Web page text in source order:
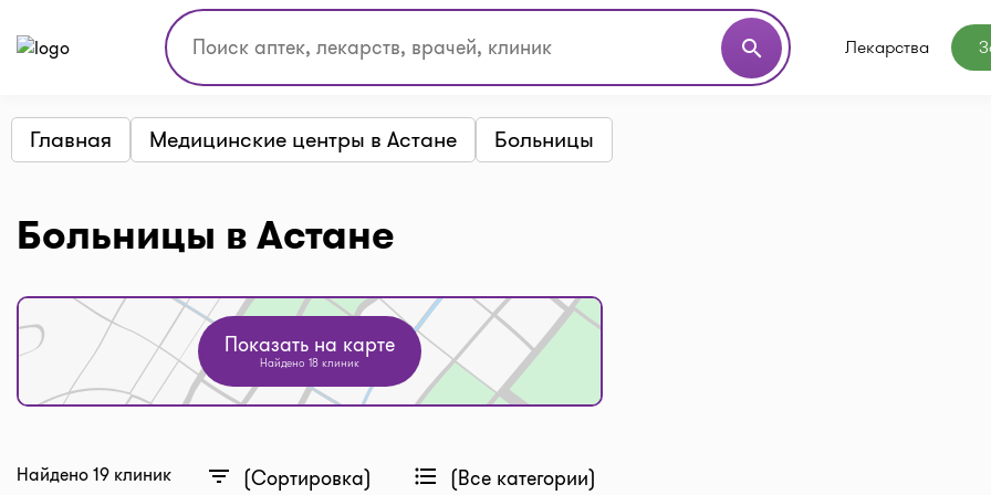
search Лекарства
Главная Медицинские центры в Астане Больницы
Больницы в Астане
Показать на карте
Найдено 18 клиник
Найдено 19 клиник filter_list (Сортировка) format_list_bulleted (Все категории)